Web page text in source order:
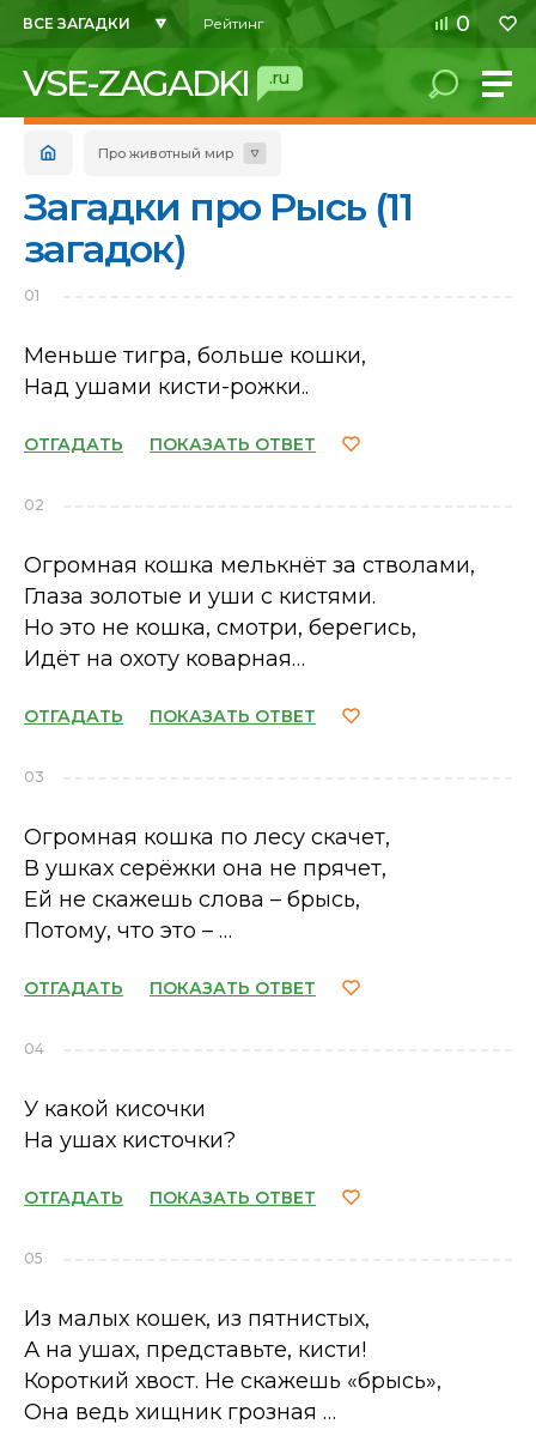
ВСЕ ЗАГАДКИ Рейтинг 0
VSE-ZAGADKI .ru
Про животный мир
Загадки про Рысь (11
загадок)
01
Меньше тигра, больше кошки,
Над ушами кисти-рожки..
ОТГАДАТЬ ПОКАЗАТЬ ОТВЕТ
02
Огромная кошка мелькнёт за стволами,
Глаза золотые и уши с кистями.
Но это не кошка, смотри, берегись,
Идёт на охоту коварная…
ОТГАДАТЬ ПОКАЗАТЬ ОТВЕТ
03
Огромная кошка по лесу скачет,
В ушках серёжки она не прячет,
Ей не скажешь слова – брысь,
Потому, что это – …
ОТГАДАТЬ ПОКАЗАТЬ ОТВЕТ
04
У какой кисочки
На ушах кисточки?
ОТГАДАТЬ ПОКАЗАТЬ ОТВЕТ
05
Из малых кошек, из пятнистых,
А на ушах, представьте, кисти!
Короткий хвост. Не скажешь «брысь»,
Она ведь хищник грозная …